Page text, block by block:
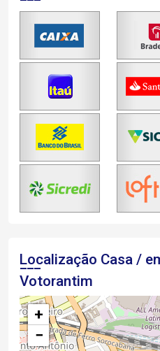
Localização Casa /
Votorantim
+
−